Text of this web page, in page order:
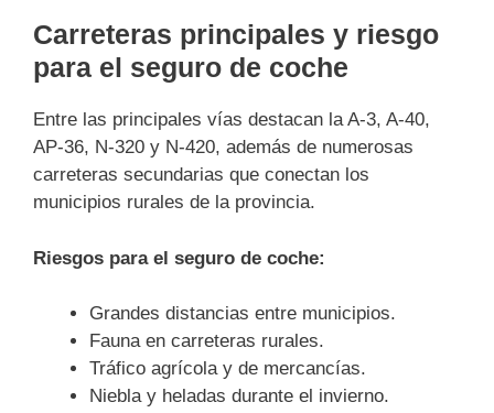
Carreteras principales y riesgo
para el seguro de coche
Entre las principales vías destacan la A-3, A-40,
AP-36, N-320 y N-420, además de numerosas
carreteras secundarias que conectan los
municipios rurales de la provincia.
Riesgos para el seguro de coche:
Grandes distancias entre municipios.
Fauna en carreteras rurales.
Tráfico agrícola y de mercancías.
Niebla y heladas durante el invierno.